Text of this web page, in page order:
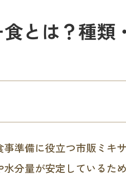
とは？種類
準備に役立つ市販ミキ
分量が安定しているた